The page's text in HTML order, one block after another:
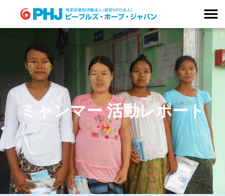
content
ミャンマー 活動レポート